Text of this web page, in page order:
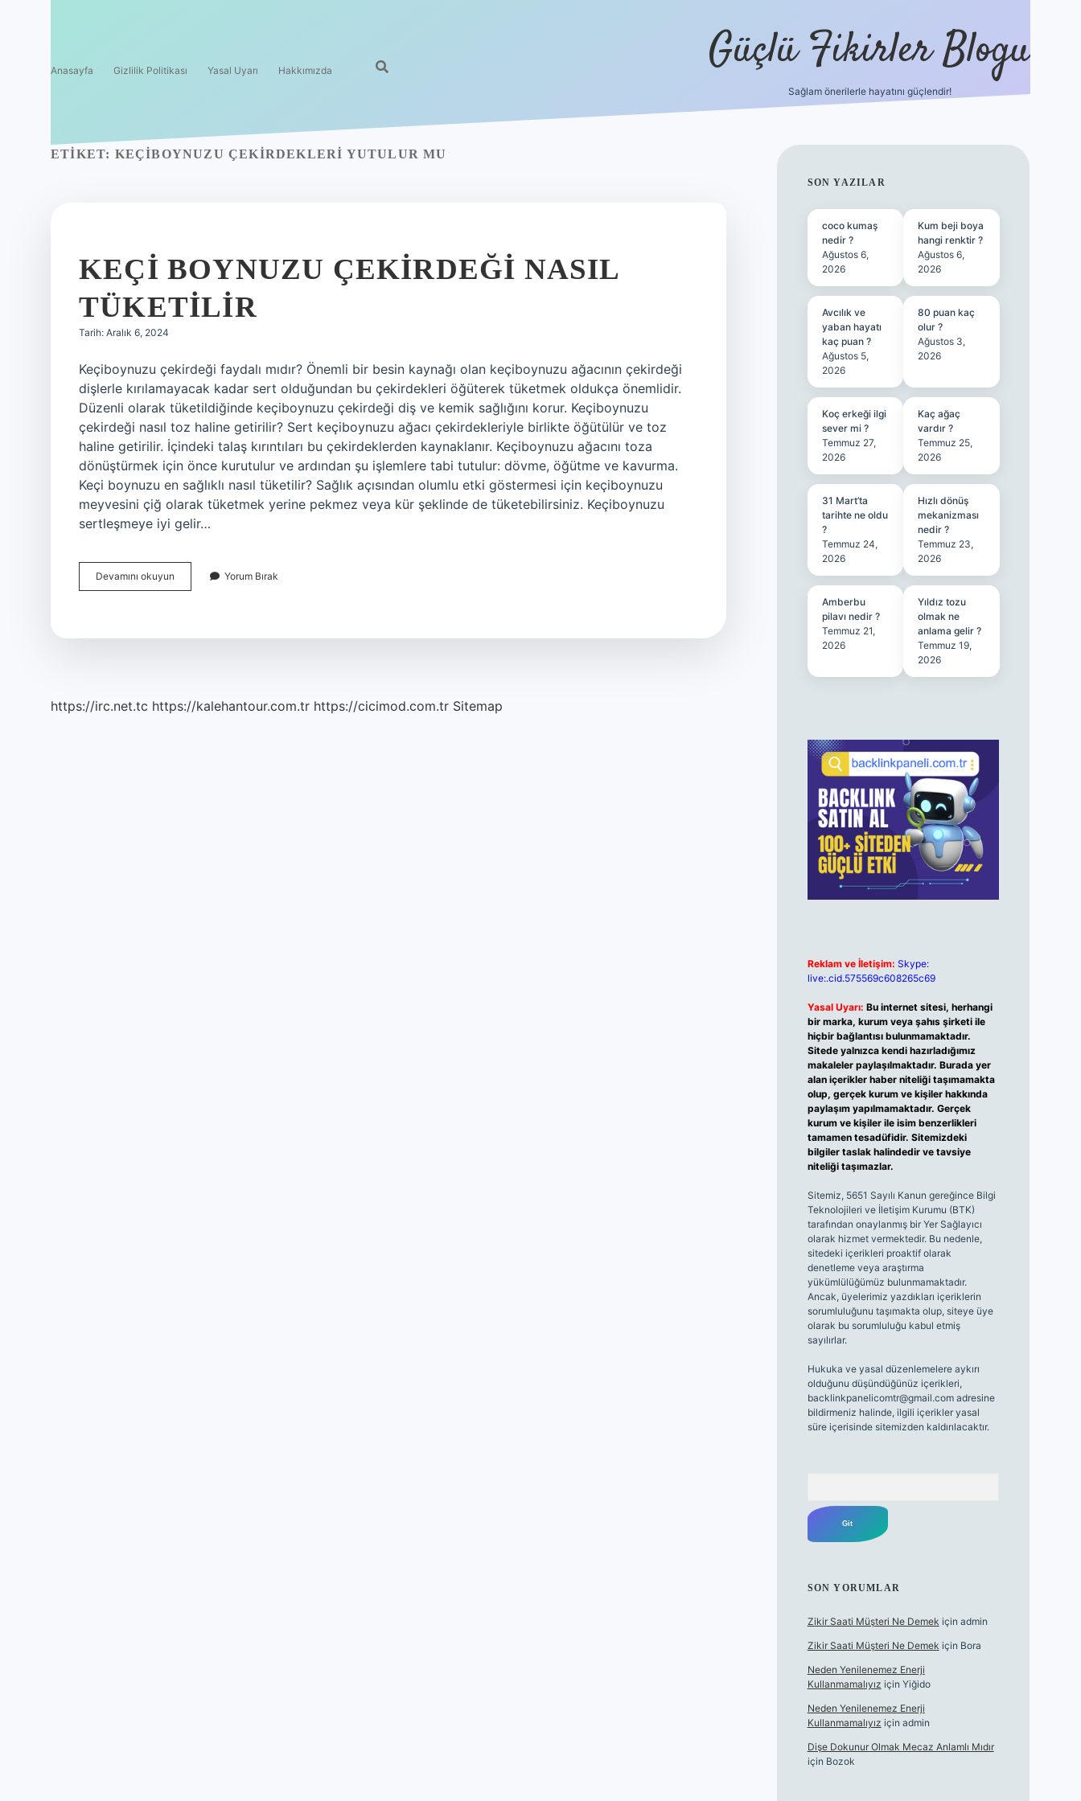
Anasayfa Gizlilik Politikası Yasal Uyarı Hakkımızda Güçlü Fikirler Blogu
Sağlam önerilerle hayatını güçlendir!
ETIKET: KEÇIBOYNUZU ÇEKIRDEKLERI YUTULUR MU
KEÇI BOYNUZU ÇEKIRDEĞI NASIL
TÜKETILIR
Tarih: Aralık 6, 2024
Keçiboynuzu çekirdeği faydalı mıdır? Önemli bir besin kaynağı olan keçiboynuzu ağacının çekirdeği
dişlerle kırılamayacak kadar sert olduğundan bu çekirdekleri öğüterek tüketmek oldukça önemlidir.
Düzenli olarak tüketildiğinde keçiboynuzu çekirdeği diş ve kemik sağlığını korur. Keçiboynuzu
çekirdeği nasıl toz haline getirilir? Sert keçiboynuzu ağacı çekirdekleriyle birlikte öğütülür ve toz
haline getirilir. İçindeki talaş kırıntıları bu çekirdeklerden kaynaklanır. Keçiboynuzu ağacını toza
dönüştürmek için önce kurutulur ve ardından şu işlemlere tabi tutulur: dövme, öğütme ve kavurma.
Keçi boynuzu en sağlıklı nasıl tüketilir? Sağlık açısından olumlu etki göstermesi için keçiboynuzu
meyvesini çiğ olarak tüketmek yerine pekmez veya kür şeklinde de tüketebilirsiniz. Keçiboynuzu
sertleşmeye iyi gelir…
Devamını okuyun
Boynuzu
Yorum Bırak
https://irc.net.tc https://kalehantour.com.tr https://cicimod.com.tr Sitemap
SIDEBAR
SON YAZILAR
coco kumaş
nedir ?
Ağustos 6,
2026
Kum beji boya
hangi renktir ?
Ağustos 6,
2026
Avcılık ve
yaban hayatı
kaç puan ?
Ağustos 5,
2026
80 puan kaç
olur ?
Ağustos 3,
2026
Koç erkeği ilgi
sever mi ?
Temmuz 27,
2026
Kaç ağaç
vardır ?
Temmuz 25,
2026
31 Mart’ta
tarihte ne oldu
?
Temmuz 24,
2026
Hızlı dönüş
mekanizması
nedir ?
Temmuz 23,
2026
Amberbu
pilavı nedir ?
Temmuz 21,
2026
Yıldız tozu
olmak ne
anlama gelir ?
Temmuz 19,
2026
Reklam ve İletişim: Skype:
live:.cid.575569c608265c69
Yasal Uyarı: Bu internet sitesi, herhangi
bir marka, kurum veya şahıs şirketi ile
hiçbir bağlantısı bulunmamaktadır.
Sitede yalnızca kendi hazırladığımız
makaleler paylaşılmaktadır. Burada yer
alan içerikler haber niteliği taşımamakta
olup, gerçek kurum ve kişiler hakkında
paylaşım yapılmamaktadır. Gerçek
kurum ve kişiler ile isim benzerlikleri
tamamen tesadüfidir. Sitemizdeki
bilgiler taslak halindedir ve tavsiye
niteliği taşımazlar.
Sitemiz, 5651 Sayılı Kanun gereğince Bilgi
Teknolojileri ve İletişim Kurumu (BTK)
tarafından onaylanmış bir Yer Sağlayıcı
olarak hizmet vermektedir. Bu nedenle,
sitedeki içerikleri proaktif olarak
denetleme veya araştırma
yükümlülüğümüz bulunmamaktadır.
Ancak, üyelerimiz yazdıkları içeriklerin
sorumluluğunu taşımakta olup, siteye üye
olarak bu sorumluluğu kabul etmiş
sayılırlar.
Hukuka ve yasal düzenlemelere aykırı
olduğunu düşündüğünüz içerikleri,
backlinkpanelicomtr@gmail.comadresine
bildirmeniz halinde, ilgili içerikler yasal
süre içerisinde sitemizden kaldırılacaktır.
SON YORUMLAR
Zikir Saati Müşteri Ne Demek için admin
Zikir Saati Müşteri Ne Demek için Bora
Neden Yenilenemez Enerji
Kullanmamalıyız için Yiğido
Neden Yenilenemez Enerji
Kullanmamalıyız için admin
Dişe Dokunur Olmak Mecaz Anlamlı Mıdır
için Bozok
ilbet bahis sitesi